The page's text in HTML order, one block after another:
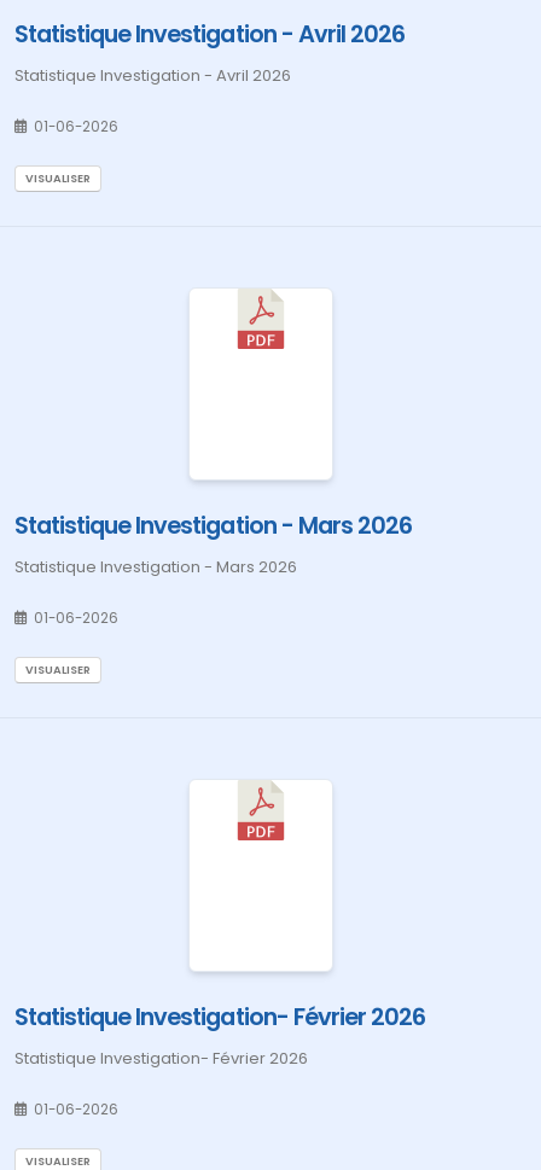
Statistique Investigation - Avril 2026
Statistique Investigation - Avril 2026
01-06-2026
VISUALISER
Statistique Investigation - Mars 2026
Statistique Investigation - Mars 2026
01-06-2026
VISUALISER
Statistique Investigation- Février 2026
Statistique Investigation- Février 2026
01-06-2026
VISUALISER